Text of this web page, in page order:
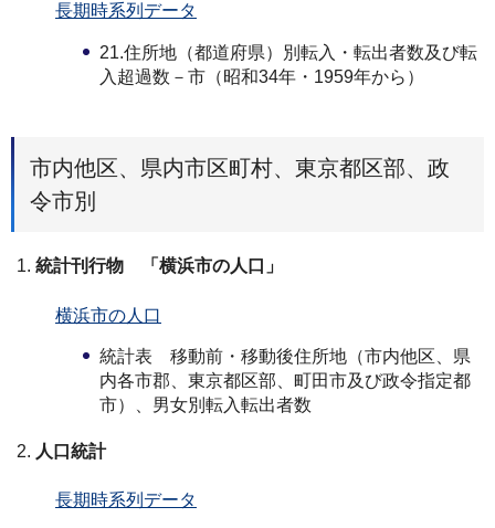
長期時系列データ
21.住所地（都道府県）別転入・転出者数及び転
入超過数－市（昭和34年・1959年から）
市内他区、県内市区町村、東京都区部、政
令市別
統計刊行物 「横浜市の人口」
横浜市の人口
統計表 移動前・移動後住所地（市内他区、県
内各市郡、東京都区部、町田市及び政令指定都
市）、男女別転入転出者数
人口統計
長期時系列データ